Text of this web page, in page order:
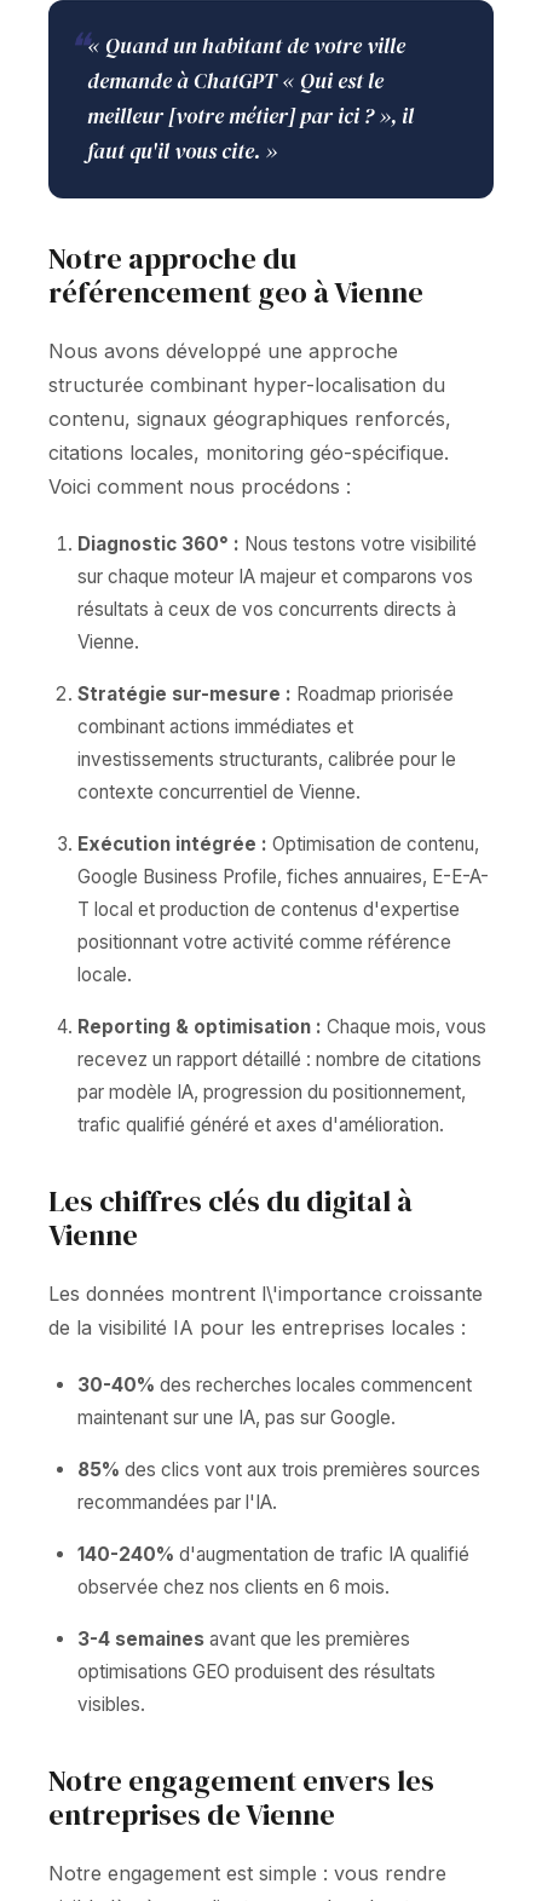
❝« Quand un habitant de votre ville
demande à ChatGPT « Qui est le
meilleur [votre métier] par ici ? », il
faut qu'il vous cite. »
Notre approche du
référencement geo à Vienne
Nous avons développé une approche
structurée combinant hyper-localisation du
contenu, signaux géographiques renforcés,
citations locales, monitoring géo-spécifique.
Voici comment nous procédons :
Diagnostic 360° : Nous testons votre visibilité
sur chaque moteur IA majeur et comparons vos
résultats à ceux de vos concurrents directs à
Vienne.
Stratégie sur-mesure : Roadmap priorisée
combinant actions immédiates et
investissements structurants, calibrée pour le
contexte concurrentiel de Vienne.
Exécution intégrée : Optimisation de contenu,
Google Business Profile, fiches annuaires, E-E-A-
T local et production de contenus d'expertise
positionnant votre activité comme référence
locale.
Reporting & optimisation : Chaque mois, vous
recevez un rapport détaillé : nombre de citations
par modèle IA, progression du positionnement,
trafic qualifié généré et axes d'amélioration.
Les chiffres clés du digital à
Vienne
Les données montrent l\'importance croissante
de la visibilité IA pour les entreprises locales :
30-40% des recherches locales commencent
maintenant sur une IA, pas sur Google.
85% des clics vont aux trois premières sources
recommandées par l'IA.
140-240% d'augmentation de trafic IA qualifié
observée chez nos clients en 6 mois.
3-4 semaines avant que les premières
optimisations GEO produisent des résultats
visibles.
Notre engagement envers les
entreprises de Vienne
Notre engagement est simple : vous rendre